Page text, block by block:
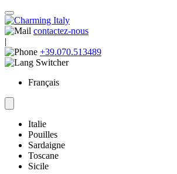
contactez-nous
|
+39.070.513489
Français
Italie
Pouilles
Sardaigne
Toscane
Sicile